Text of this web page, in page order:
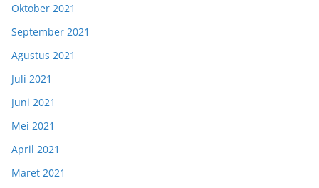
Oktober 2021
September 2021
Agustus 2021
Juli 2021
Juni 2021
Mei 2021
April 2021
Maret 2021